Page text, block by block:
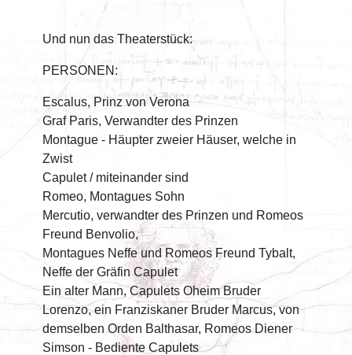
Und nun das Theaterstück:
PERSONEN:
Escalus, Prinz von Verona
Graf Paris, Verwandter des Prinzen
Montague - Häupter zweier Häuser, welche in
Zwist
Capulet / miteinander sind
Romeo, Montagues Sohn
Mercutio, verwandter des Prinzen und Romeos
Freund Benvolio,
Montagues Neffe und Romeos Freund Tybalt,
Neffe der Gräfin Capulet
Ein alter Mann, Capulets Oheim Bruder
Lorenzo, ein Franziskaner Bruder Marcus, von
demselben Orden Balthasar, Romeos Diener
Simson - Bediente Capulets